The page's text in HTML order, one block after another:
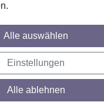
lfg. Prestige
Alle auswählen
Einstellungen
Alle ablehnen